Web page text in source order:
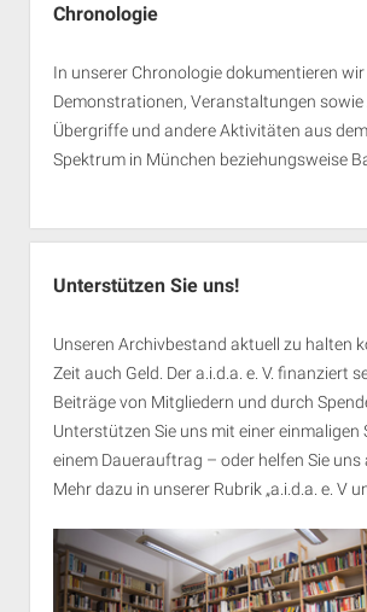
Chronologie
In unserer Chronologie dokumentieren
Demonstrationen, Veranstaltungen sowie
Übergriffe und andere Aktivitäten aus
Spektrum in München beziehungsweise
Unterstützen Sie uns!
Unseren Archivbestand aktuell zu halten
Zeit auch Geld. Der a.i.d.a. e. V. finanziert
Beiträge von Mitgliedern und durch
Unterstützen Sie uns mit einer einmaligen
einem Dauerauftrag – oder helfen Sie uns
Mehr dazu in unserer Rubrik „a.i.d.a. e. V